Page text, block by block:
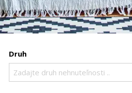
Druh
Zadajte druh nehnuteľnosti ..